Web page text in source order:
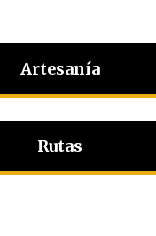
Artesanía
Rutas